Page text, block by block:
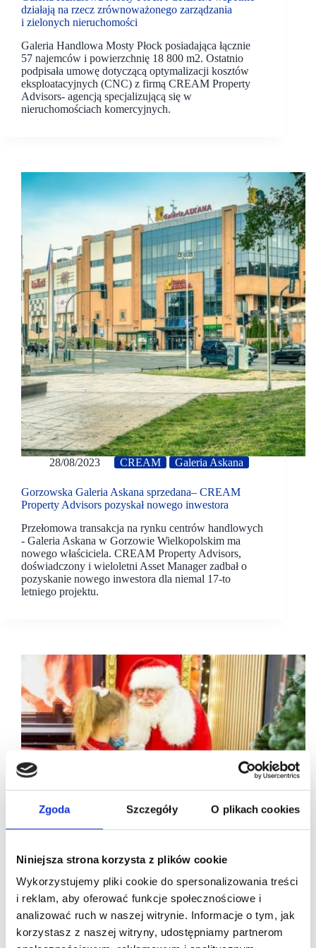
Zgoda Szczegóły O plikach cookies
Niniejsza strona korzysta z plików cookie
Wykorzystujemy pliki cookie do spersonalizowania treści
i reklam, aby oferować funkcje społecznościowe i
analizować ruch w naszej witrynie. Informacje o tym, jak
korzystasz z naszej witryny, udostępniamy partnerom
działają na rzecz zrównoważonego zarządzania
i zielonych nieruchomości
Galeria Handlowa Mosty Płock posiadająca łącznie
57 najemców i powierzchnię 18 800 m2. Ostatnio
podpisała umowę dotyczącą optymalizacji kosztów
eksploatacyjnych (CNC) z firmą CREAM Property
Advisors- agencją specjalizującą się w
nieruchomościach komercyjnych.
28/08/2023 CREAM Galeria Askana
Gorzowska Galeria Askana sprzedana– CREAM
Property Advisors pozyskał nowego inwestora
Przełomowa transakcja na rynku centrów handlowych
- Galeria Askana w Gorzowie Wielkopolskim ma
nowego właściciela. CREAM Property Advisors,
doświadczony i wieloletni Asset Manager zadbał o
pozyskanie nowego inwestora dla niemal 17-to
letniego projektu.
08/12/2022 CREAM Galeria Askana